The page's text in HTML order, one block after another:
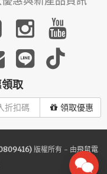
取
領取優惠
版權所有 - 由飛鼠電